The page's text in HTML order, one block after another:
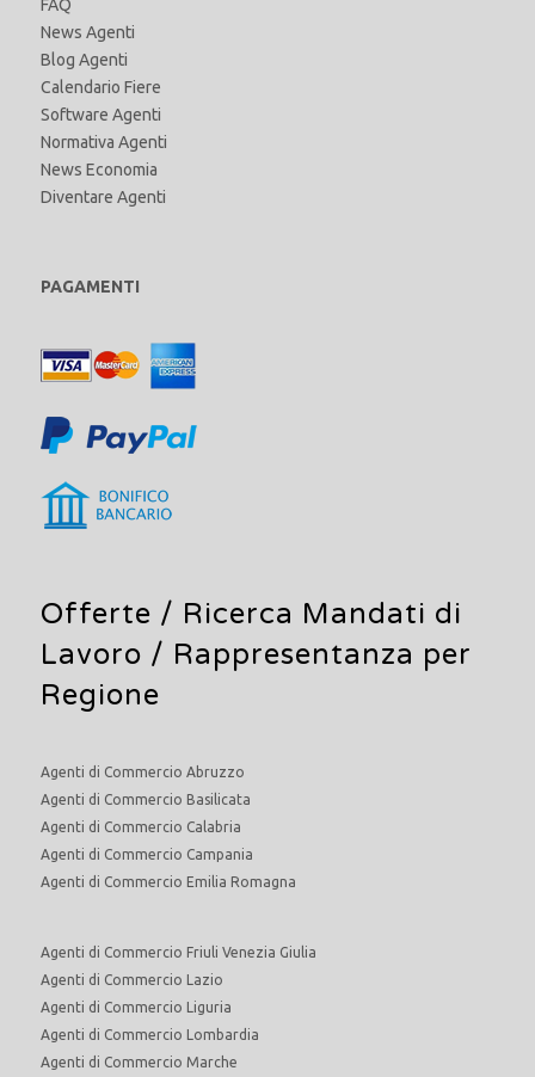
FAQ
News Agenti
Blog Agenti
Calendario Fiere
Software Agenti
Normativa Agenti
News Economia
Diventare Agenti
PAGAMENTI
Offerte / Ricerca Mandati di
Lavoro / Rappresentanza per
Regione
Agenti di Commercio Abruzzo
Agenti di Commercio Basilicata
Agenti di Commercio Calabria
Agenti di Commercio Campania
Agenti di Commercio Emilia Romagna
Agenti di Commercio Friuli Venezia Giulia
Agenti di Commercio Lazio
Agenti di Commercio Liguria
Agenti di Commercio Lombardia
Agenti di Commercio Marche